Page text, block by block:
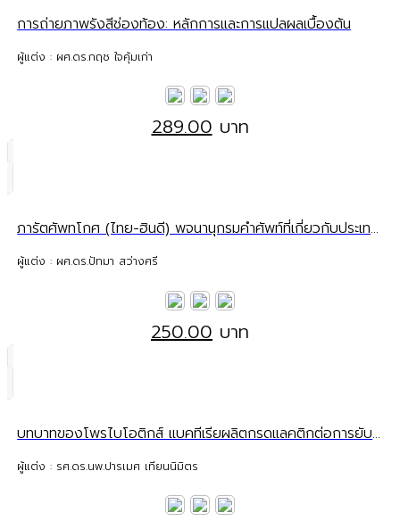
การถ่ายภาพรังสีช่องท้อง: หลักการและการแปลผลเบื้องต้น
ผู้แต่ง : ผศ.ดร.กฤช ใจคุ้มเก่า
289.00บาท
ภารัตศัพทโกศ (ไทย-ฮินดี) พจนานุกรมคำศัพท์ที่เกี่ยวกับประเทศอินเดีย
ผู้แต่ง : ผศ.ดร.ปัทมา สว่างศรี
250.00 บาท
บทบาทของโพรไบโอติกส์ แบคทีเรียผลิตกรดแลคติกต่อการยับยั้งเชื้อก่อโรคในระบบทางเดินอาหารและทางเดินปัสสาวะ
ผู้แต่ง : รศ.ดร.นพ.ปารเมศ เทียนนิมิตร